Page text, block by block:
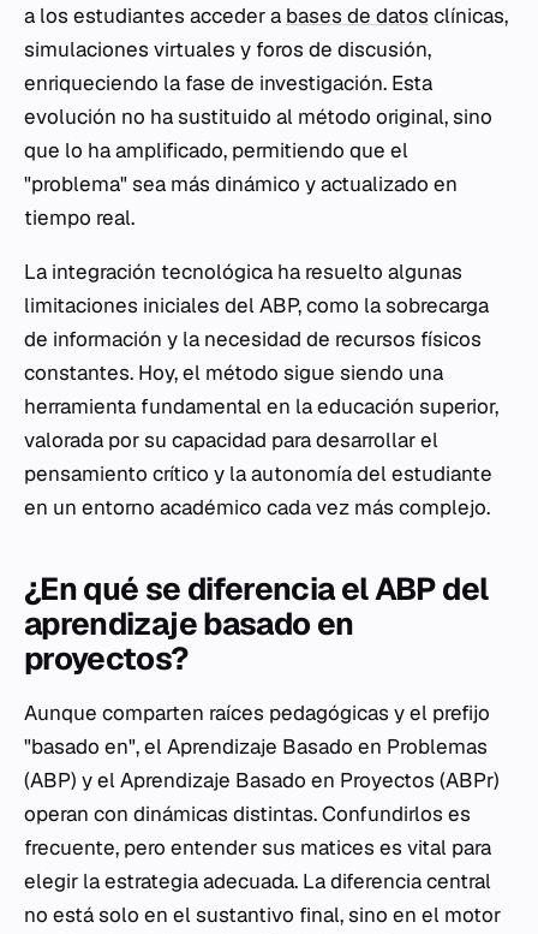
a los estudiantes acceder a bases de datos clínicas,
simulaciones virtuales y foros de discusión,
enriqueciendo la fase de investigación. Esta
evolución no ha sustituido al método original, sino
que lo ha amplificado, permitiendo que el
"problema" sea más dinámico y actualizado en
tiempo real.
La integración tecnológica ha resuelto algunas
limitaciones iniciales del ABP, como la sobrecarga
de información y la necesidad de recursos físicos
constantes. Hoy, el método sigue siendo una
herramienta fundamental en la educación superior,
valorada por su capacidad para desarrollar el
pensamiento crítico y la autonomía del estudiante
en un entorno académico cada vez más complejo.
¿En qué se diferencia el ABP del
aprendizaje basado en
proyectos?
Aunque comparten raíces pedagógicas y el prefijo
"basado en", el Aprendizaje Basado en Problemas
(ABP) y el Aprendizaje Basado en Proyectos (ABPr)
operan con dinámicas distintas. Confundirlos es
frecuente, pero entender sus matices es vital para
elegir la estrategia adecuada. La diferencia central
no está solo en el sustantivo final, sino en el motor